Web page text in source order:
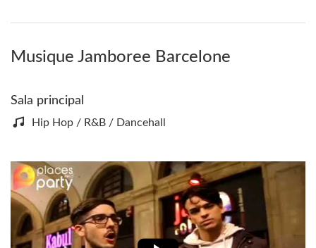
Musique Jamboree Barcelone
Sala principal
Hip Hop / R&B / Dancehall